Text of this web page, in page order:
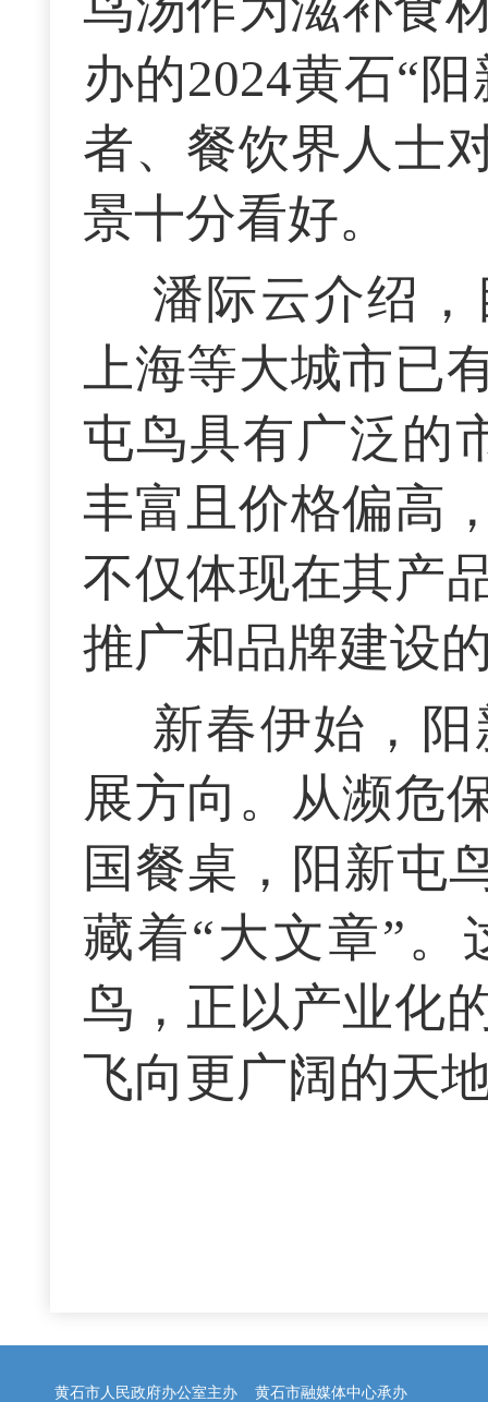
办的2024黄石“
者、餐饮界人士
景十分看好。
潘际云介绍
上海等大城市已
屯鸟具有广泛的
丰富且价格偏高
不仅体现在其产
推广和品牌建设
新春伊始，
展方向。从濒危
国餐桌，阳新屯
藏着“大文章”。
鸟，正以产业化
飞向更广阔的天
黄石市人民政府办公室主办 黄石市融媒体中心承办